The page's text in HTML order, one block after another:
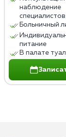
наблюдение
специалистов
Больничный
питание
В палате